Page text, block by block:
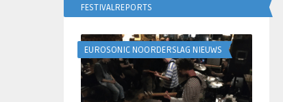
FESTIVALREPORTS
EUROSONIC NOORDERSLAG NIEUWS